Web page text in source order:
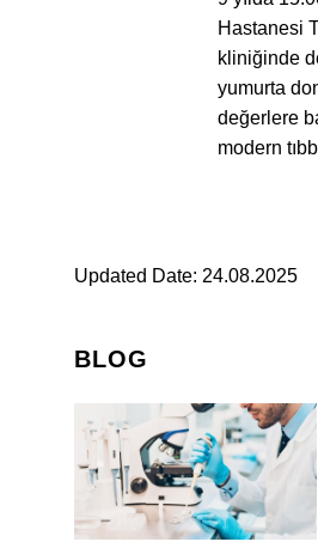
Hastanesi
kliniğinde
yumurta
değerlere
modern
Updated Date: 24.08.2025
BLOG